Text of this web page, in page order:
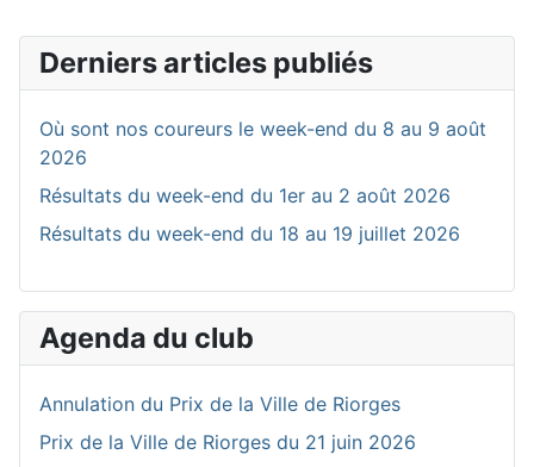
Derniers articles publiés
Où sont nos coureurs le week-end du 8 au 9 août
2026
Résultats du week-end du 1er au 2 août 2026
Résultats du week-end du 18 au 19 juillet 2026
Agenda du club
Annulation du Prix de la Ville de Riorges
Prix de la Ville de Riorges du 21 juin 2026